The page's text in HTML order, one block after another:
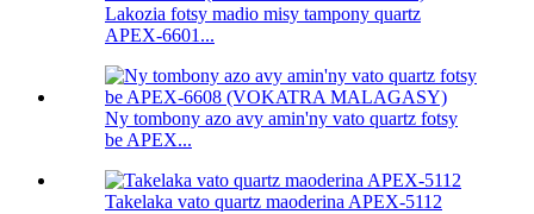
Lakozia fotsy madio misy tampony quartz
APEX-6601...
Ny tombony azo avy amin'ny vato quartz fotsy
be APEX...
Takelaka vato quartz maoderina APEX-5112